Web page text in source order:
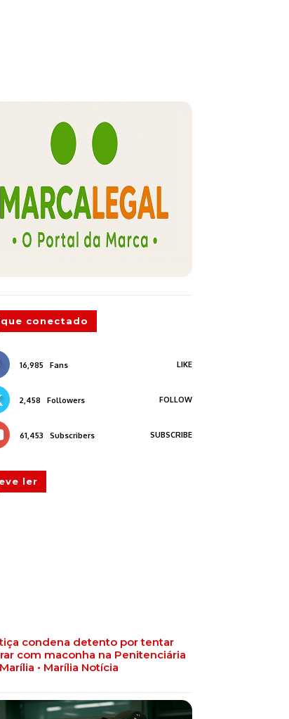
conectado
16,985 Fans LIKE
2,458 Followers FOLLOW
61,453 Subscribers SUBSCRIBE
ler
condena detento por tentar
com maconha na Penitenciária
• Marília Notícia